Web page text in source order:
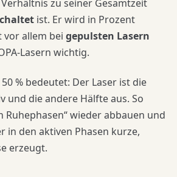
zu seiner Gesamtzeit
ist. Er wird in Prozent
vor allem bei gepulsten Lasern
Lasern wichtig.
% bedeutet: Der Laser ist die
und die andere Hälfte aus. So
Ruhephasen“ wieder abbauen und
in den aktiven Phasen kurze,
erzeugt.